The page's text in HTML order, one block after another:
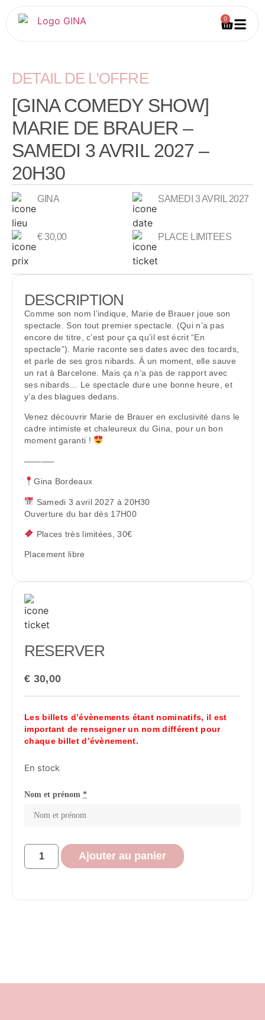
0
DETAIL DE L'OFFRE
[GINA COMEDY SHOW]
MARIE DE BRAUER –
SAMEDI 3 AVRIL 2027 –
20H30
GINA
€30,00
SAMEDI 3 AVRIL 2027
PLACE LIMITEES
DESCRIPTION
Comme son nom l’indique, Marie de Brauer joue son
spectacle. Son tout premier spectacle. (Qui n’a pas
encore de titre, c’est pour ça qu’il est écrit “En
spectacle”). Marie raconte ses dates avec des tocards,
et parle de ses gros nibards. À un moment, elle sauve
un rat à Barcelone. Mais ça n’a pas de rapport avec
ses nibards… Le spectacle dure une bonne heure, et
y’a des blagues dedans.
Venez découvrir Marie de Brauer en exclusivité dans le
cadre intimiste et chaleureux du Gina, pour un bon
moment garanti !
———–
Gina Bordeaux
Samedi 3 avril 2027 à 20H30
Ouverture du bar dès 17H00
Places très limitées, 30€
Placement libre
RESERVER
€ 30,00
Les billets d’évènements étant nominatifs, il est
important de renseigner un nom différent pour
chaque billet d’évènement.
En stock
Nom et prénom *
Ajouter au panier